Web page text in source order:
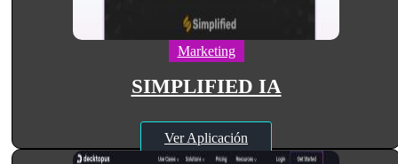
Marketing
SIMPLIFIED IA
Ver Aplicación